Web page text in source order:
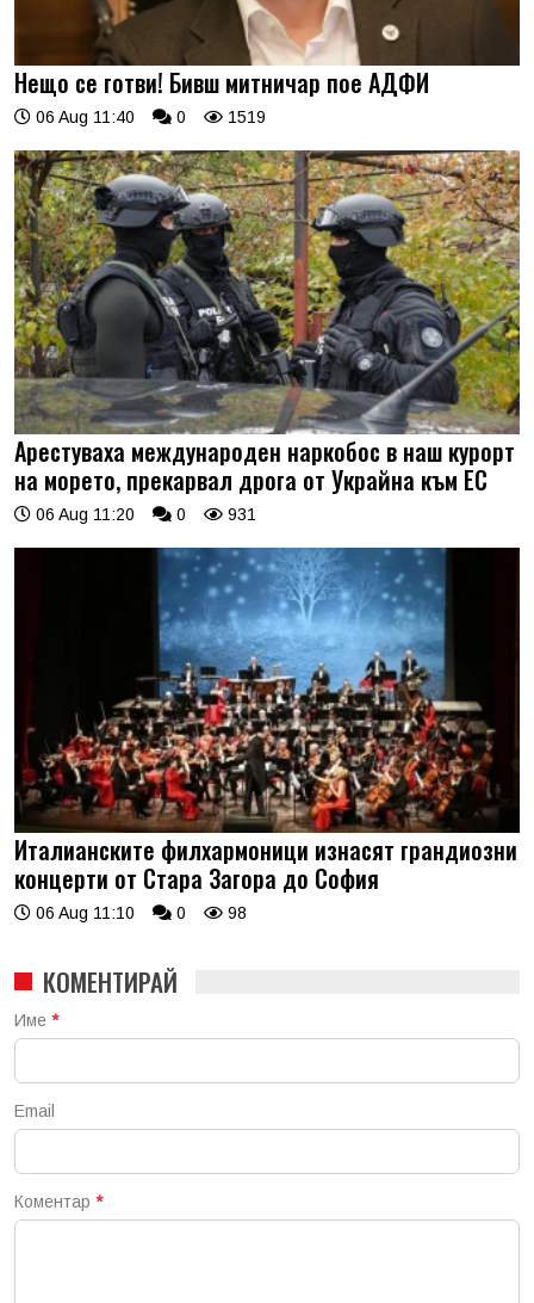
Нещо се готви! Бивш митничар пое АДФИ
06 Aug 11:40 0 1519
Арестуваха международен наркобос в наш курорт
на морето, прекарвал дрога от Украйна към ЕС
06 Aug 11:20 0 931
Италианските филхармоници изнасят грандиозни
концерти от Стара Загора до София
06 Aug 11:10 0 98
КОМЕНТИРАЙ
Име *
Email
Коментар *